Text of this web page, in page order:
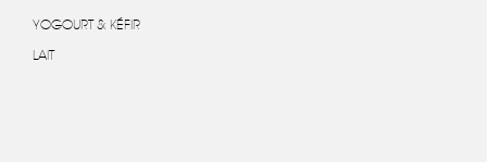
YOGOURT & KÉFIR
LAIT